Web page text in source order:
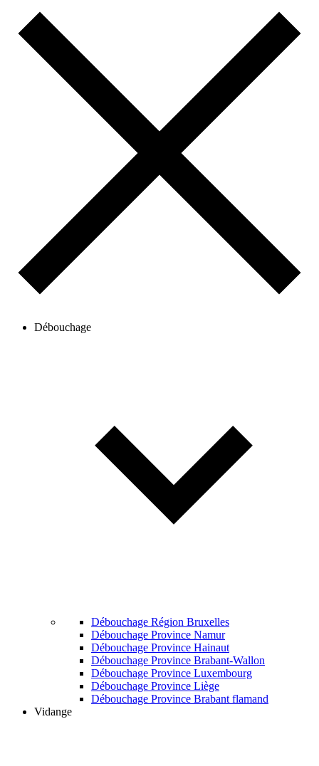
Débouchage
Débouchage Région Bruxelles
Débouchage Province Namur
Débouchage Province Hainaut
Débouchage Province Brabant-Wallon
Débouchage Province Luxembourg
Débouchage Province Liège
Débouchage Province Brabant flamand
Vidange